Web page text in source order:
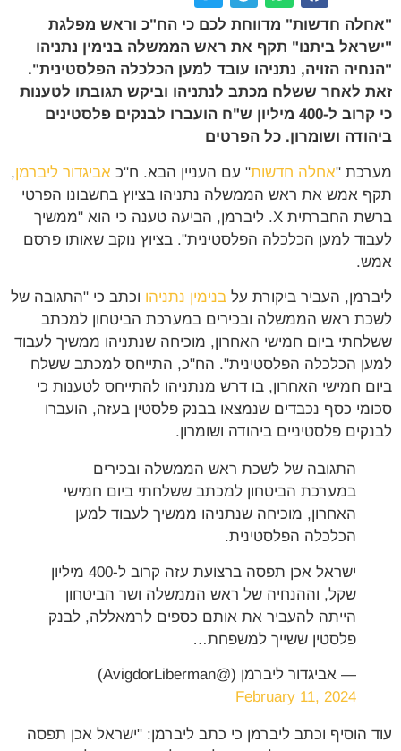
"אחלה חדשות" מדווחת לכם כי הח"כ וראש מפלגת
"ישראל ביתנו" תקף את ראש הממשלה בנימין נתניהו
"הנחיה הזויה, נתניהו עובד למען הכלכלה הפלסטינית".
זאת לאחר ששלח מכתב לנתניהו וביקש תגובתו לטענות
כי קרוב ל-400 מיליון ש"ח הועברו לבנקים פלסטינים
ביהודה ושומרון. כל הפרטים
מערכת "אחלה חדשות" עם העניין הבא. ח"כ אביגדור ליברמן,
תקף אמש את ראש הממשלה נתניהו בציוץ בחשבונו הפרטי
ברשת החברתית X. ליברמן, הביעה טענה כי הוא "ממשיך
לעבוד למען הכלכלה הפלסטינית". בציוץ נוקב שאותו פרסם
אמש.
ליברמן, העביר ביקורת על בנימין נתניהו וכתב כי "התגובה של
לשכת ראש הממשלה ובכירים במערכת הביטחון למכתב
ששלחתי ביום חמישי האחרון, מוכיחה שנתניהו ממשיך לעבוד
למען הכלכלה הפלסטינית". הח"כ, התייחס למכתב ששלח
ביום חמישי האחרון, בו דרש מנתניהו להתייחס לטענות כי
סכומי כסף נכבדים שנמצאו בבנק פלסטין בעזה, הועברו
לבנקים פלסטיניים ביהודה ושומרון.
התגובה של לשכת ראש הממשלה ובכירים
במערכת הביטחון למכתב ששלחתי ביום חמישי
האחרון, מוכיחה שנתניהו ממשיך לעבוד למען
הכלכלה הפלסטינית.
ישראל אכן תפסה ברצועת עזה קרוב ל-400 מיליון
שקל, וההנחיה של ראש הממשלה ושר הביטחון
הייתה להעביר את אותם כספים לרמאללה, לבנק
פלסטין ששייך למשפחת…
— אביגדור ליברמן (@AvigdorLiberman)
February 11, 2024
עוד הוסיף וכתב ליברמן כי כתב ליברמן: "ישראל אכן תפסה